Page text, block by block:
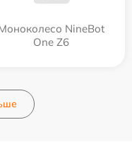
NineBot
One Z6